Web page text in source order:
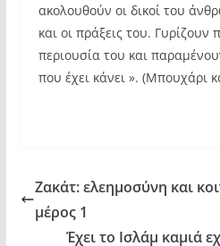
ακολουθούν οι δικοί του
και οι πράξεις του. Γυρίζουν
περιουσία του και
που έχει κάνει ». (Μπουχάρι
Ζακάτ: ελεημοσύνη και
μέρος 1
Έχει το Ισλάμ καμιά